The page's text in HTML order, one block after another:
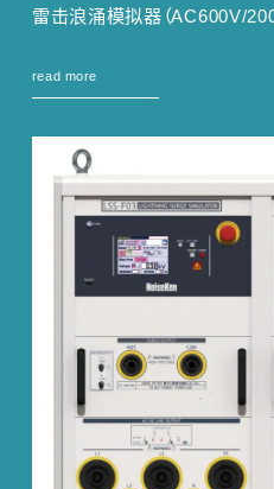
雷击浪涌模拟器（AC600V/
read more